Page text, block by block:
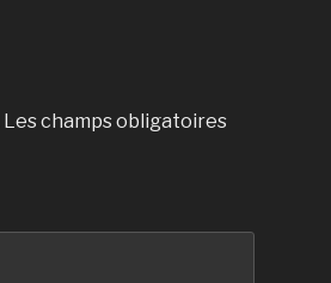
Les champs obligatoires